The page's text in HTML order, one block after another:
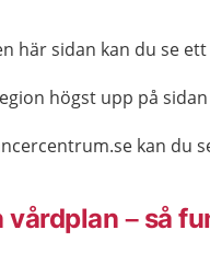
här sidan kan du se
högst upp på
kan du
vårdplan – så